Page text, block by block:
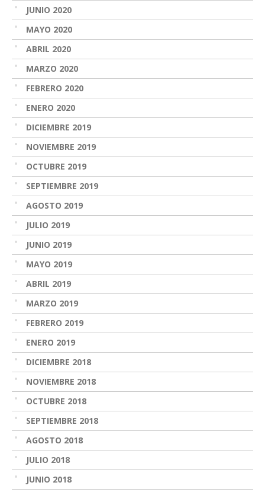
JUNIO 2020
MAYO 2020
ABRIL 2020
MARZO 2020
FEBRERO 2020
ENERO 2020
DICIEMBRE 2019
NOVIEMBRE 2019
OCTUBRE 2019
SEPTIEMBRE 2019
AGOSTO 2019
JULIO 2019
JUNIO 2019
MAYO 2019
ABRIL 2019
MARZO 2019
FEBRERO 2019
ENERO 2019
DICIEMBRE 2018
NOVIEMBRE 2018
OCTUBRE 2018
SEPTIEMBRE 2018
AGOSTO 2018
JULIO 2018
JUNIO 2018